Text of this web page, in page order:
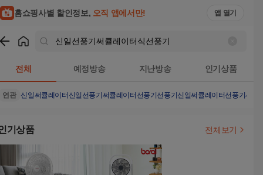
홈쇼핑사별 할인정보, 오직 앱에서만! 앱 열기
전체 예정방송 지난방송 인기상품
연관 신일써큘레이터 신일선풍기 써큘레이터선풍기 선풍기 신일써큘레이터선풍기써큘
기상품 전체보기